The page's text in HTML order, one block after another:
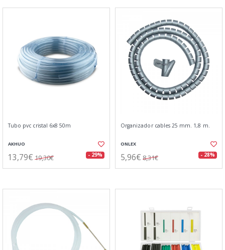
Tubo pvc cristal 6x8 50m
AKHUO
13,79€ 19,30€ - 29%
Organizador cables 25 mm. 1,8 m.
ONLEX
5,96€ 8,31€ - 28%